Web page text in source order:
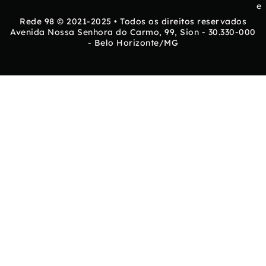
e
Rede 98 © 2021-2025 • Todos os direitos reservados
Avenida Nossa Senhora do Carmo, 99, Sion - 30.330-000
- Belo Horizonte/MG